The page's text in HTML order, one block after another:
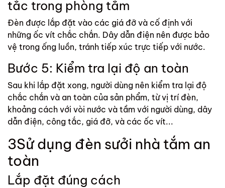
tắc trong phòng tắm
Đèn được lắp đặt vào các giá đỡ và cố định với
những ốc vít chắc chắn. Dây dẫn điện nên được bảo
vệ trong ống luồn, tránh tiếp xúc trực tiếp với nước.
Bước 5: Kiểm tra lại độ an toàn
Sau khi lắp đặt xong, người dùng nên kiểm tra lại độ
chắc chắn và an toàn của sản phẩm, từ vị trí đèn,
khoảng cách với vòi nước và tầm với người dùng, dây
dẫn điện, công tắc, giá đỡ, và các ốc vít...
3Sử dụng đèn sưởi nhà tắm an
toàn
Lắp đặt đúng cách